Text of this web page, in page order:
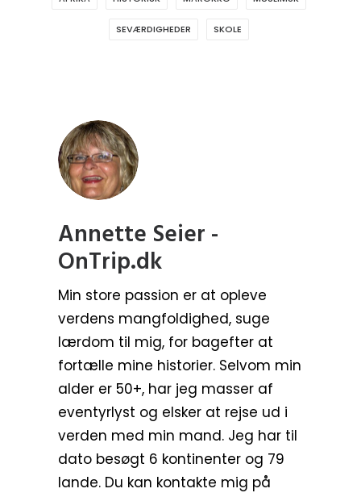
SEVÆRDIGHEDER SKOLE
Annette Seier -
OnTrip.dk
Min store passion er at opleve
verdens mangfoldighed, suge
lærdom til mig, for bagefter at
fortælle mine historier. Selvom min
alder er 50+, har jeg masser af
eventyrlyst og elsker at rejse ud i
verden med min mand. Jeg har til
dato besøgt 6 kontinenter og 79
lande. Du kan kontakte mig på